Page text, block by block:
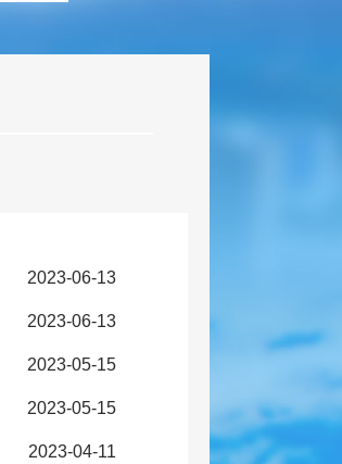
2023-06-13
2023-06-13
2023-05-15
2023-05-15
2023-04-11